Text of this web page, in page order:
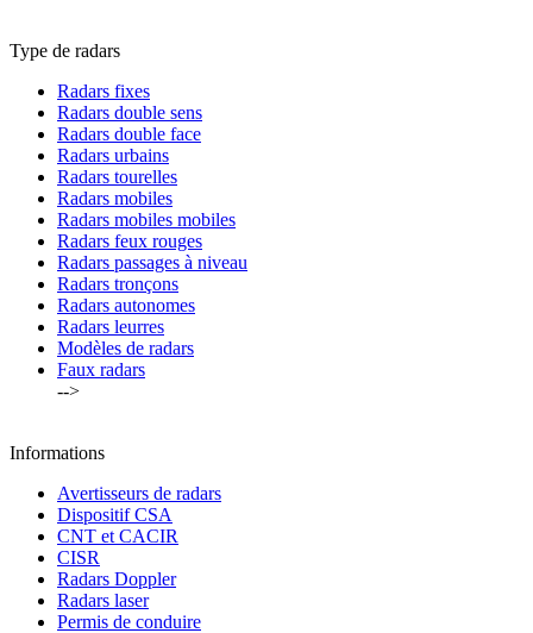
Type de radars
Radars fixes
Radars double sens
Radars double face
Radars urbains
Radars tourelles
Radars mobiles
Radars mobiles mobiles
Radars feux rouges
Radars passages à niveau
Radars tronçons
Radars autonomes
Radars leurres
Modèles de radars
Faux radars
-->
Informations
Avertisseurs de radars
Dispositif CSA
CNT et CACIR
CISR
Radars Doppler
Radars laser
Permis de conduire